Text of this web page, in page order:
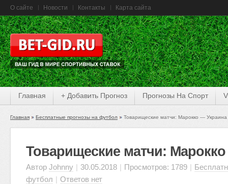
О сайте Новости Контакты Карта сайта
Главная + Добавить Прогноз Прогнозы На Спорт
Главная Бесплатные прогнозы на футбол Товарищеские матчи: Марокко — Украина
Товарищеские матчи:
Автор Johnny | 30.05.2018 | Просмотров: 1789 |
футбол | Ответов нет